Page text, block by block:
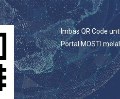
Imbas QR Code
Portal MOSTI